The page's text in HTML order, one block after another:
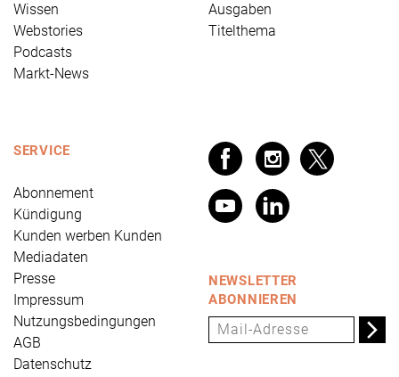
Wissen
Webstories
Podcasts
Markt-News
Ausgaben
Titelthema
SERVICE
Abonnement
Kündigung
Kunden werben Kunden
Mediadaten
Presse
Impressum
Nutzungsbedingungen
AGB
Datenschutz
NEWSLETTER
ABONNIEREN